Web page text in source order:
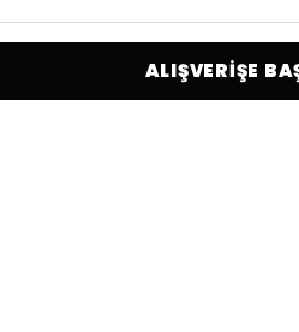
ALIŞVERİŞE